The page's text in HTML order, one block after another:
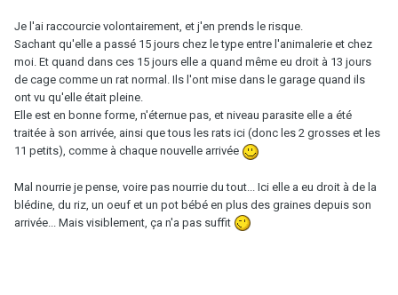
Je l'ai raccourcie volontairement, et j'en prends le risque.
Sachant qu'elle a passé 15 jours chez le type entre l'animalerie et chez
moi. Et quand dans ces 15 jours elle a quand même eu droit à 13 jours
de cage comme un rat normal. Ils l'ont mise dans le garage quand ils
ont vu qu'elle était pleine.
Elle est en bonne forme, n'éternue pas, et niveau parasite elle a été
traitée à son arrivée, ainsi que tous les rats ici (donc les 2 grosses et les
11 petits), comme à chaque nouvelle arrivée
Mal nourrie je pense, voire pas nourrie du tout... Ici elle a eu droit à de la
blédine, du riz, un oeuf et un pot bébé en plus des graines depuis son
arrivée... Mais visiblement, ça n'a pas suffit